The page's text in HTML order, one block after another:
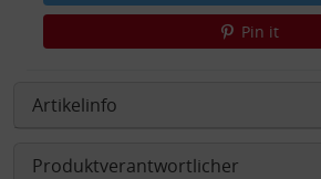
Pin it
Artikelinfo
Produktverantwortlicher